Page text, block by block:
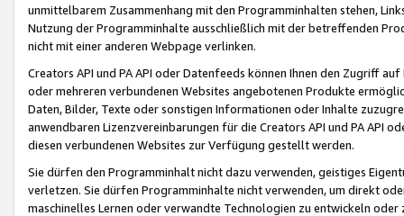
unmittelbarem Zusammenhang mit den Programminhalten stehen,
Nutzung der Programminhalte ausschließlich mit der betreffenden
nicht mit einer anderen Webpage verlinken.
Creators API und PA API oder Datenfeeds können Ihnen den Zugriff
oder mehreren verbundenen Websites angebotenen Produkte
Daten, Bilder, Texte oder sonstigen Informationen oder Inhalte
anwendbaren Lizenzvereinbarungen für die Creators API und PA API
diesen verbundenen Websites zur Verfügung gestellt werden.
Sie dürfen den Programminhalt nicht dazu verwenden, geistiges
verletzen. Sie dürfen Programminhalte nicht verwenden, um direkt
maschinelles Lernen oder verwandte Technologien zu entwickeln